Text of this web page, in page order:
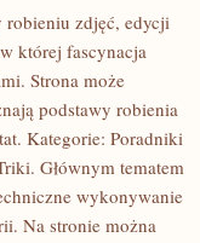
zdjęć, edycji
której fascynacja
Strona może
podstawy robienia
Kategorie: Poradniki
Głównym tematem
wykonywanie
Na stronie można